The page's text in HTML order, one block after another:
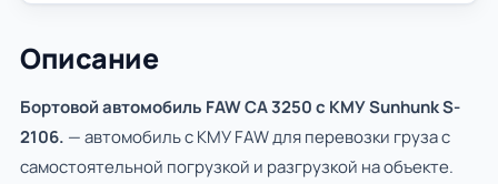
Описание
Бортовой автомобиль FAW CA 3250 с КМУ Sunhunk S-
2106. — автомобиль с КМУ FAW для перевозки груза с
самостоятельной погрузкой и разгрузкой на объекте.